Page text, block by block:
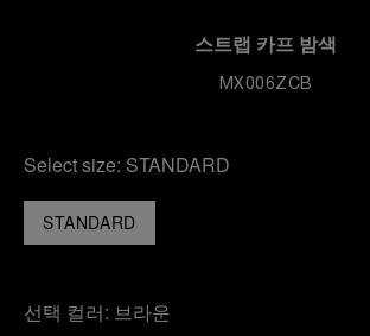
스트랩 카프 밤색
MX006ZCB
Select size: STANDARD
STANDARD
선택 컬러: 브라운